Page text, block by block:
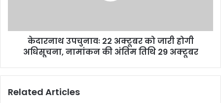
केदारनाथ उपचुनावः 22 अक्टूबर को जारी होगी
अधिसूचना, नामांकन की अंतिम तिथि 29 अक्टूबर
Related Articles